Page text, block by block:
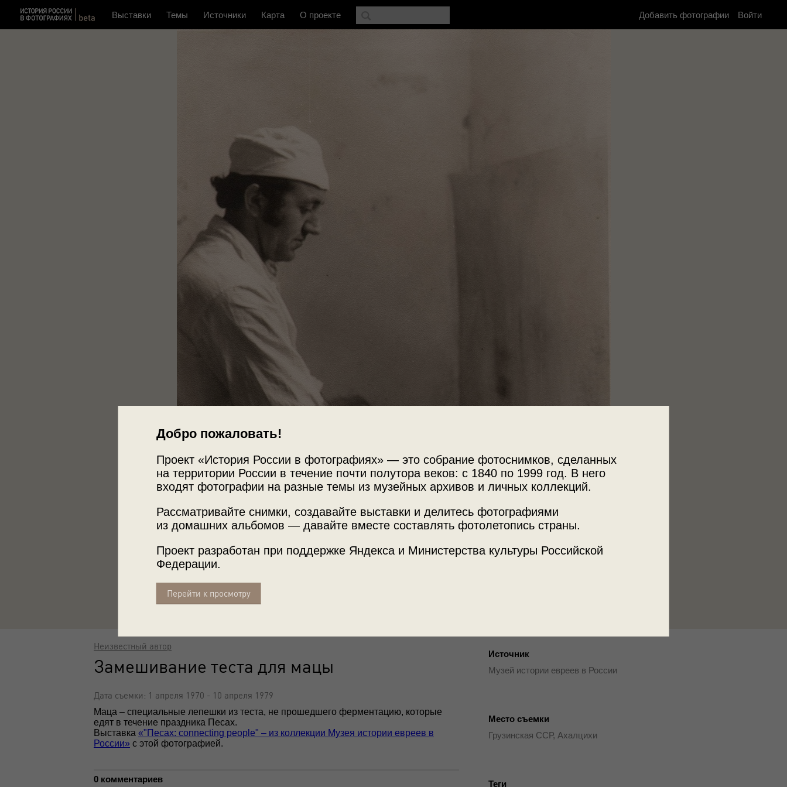
Добро пожаловать!
Проект «История России в фотографиях» — это собрание фотоснимков, сделанных
на территории России в течение почти полутора веков: с 1840 по 1999 год. В него
входят фотографии на разные темы из музейных архивов и личных коллекций.
Рассматривайте снимки, создавайте выставки и делитесь фотографиями
из домашних альбомов — давайте вместе составлять фотолетопись страны.
Проект разработан при поддержке Яндекса и Министерства культуры Российской
Федерации.
Перейти к просмотру
Выставки Темы Источники Карта О проекте Добавить фотографии Войти
Источник
Музей истории евреев в России
Место съемки
Грузинская ССР, Ахалцихи
Теги
Неизвестный автор
Замешивание теста для мацы
Дата съемки: 1 апреля 1970 - 10 апреля 1979
Маца – специальные лепешки из теста, не прошедшего ферментацию, которые
едят в течение праздника Песах.
Выставка «"Песах: connecting people" – из коллекции Музея истории евреев в
России» с этой фотографией.
0 комментариев